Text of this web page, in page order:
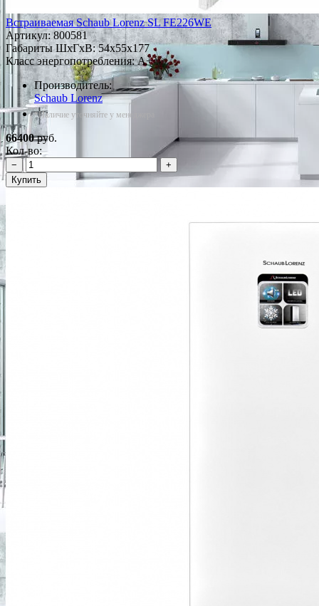
Встраиваемая Schaub Lorenz SL FE226WE
Артикул:800581
Габариты ШxГxВ: 54x55x177
Класс энергопотребления: A+
Производитель:
Schaub Lorenz
*Наличие уточняйте у менеджера
66400руб.
Кол-во:
−
+
Купить